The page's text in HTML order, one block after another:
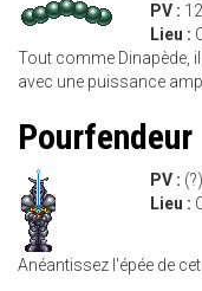
PV : 12
Lieu :
Tout comme Dinapède,
avec une puissance
Pourfendeur
PV : (?)
Lieu :
Anéantissez l'épée de